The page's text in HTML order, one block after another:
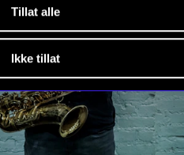
Tillat alle
Ikke tillat